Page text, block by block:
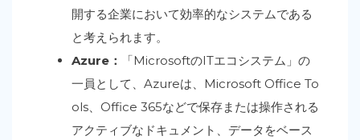
開する企業において効率的なシステムである
と考えられます。
Azure：
「MicrosoftのITエコシステム」の
一員として、Azureは、Microsoft Office To
ols、Office 365などで保存または操作される
アクティブなドキュメント、データをベース